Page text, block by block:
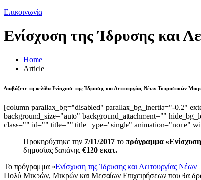
Επικοινωνία
Ενίσχυση της Ίδρυσης και
Home
Article
Διαβάζετε τη σελίδα Ενίσχυση της Ίδρυσης και Λειτουργίας Νέων Τουριστικών
[column parallax_bg="disabled" parallax_bg_inertia="-0.2"
background_size="auto" background_attachment=""
class="" id="" title="" title_type="single" animation="none"
Προκηρύχτηκε την 7/11/2017 το πρόγραμμα
δημοσίας δαπάνης €120 εκατ.
Το πρόγραμμα «Ενίσχυση της Ίδρυσης και Λειτουργίας
Πολύ Μικρών, Μικρών και Μεσαίων Επιχειρήσεων που θα